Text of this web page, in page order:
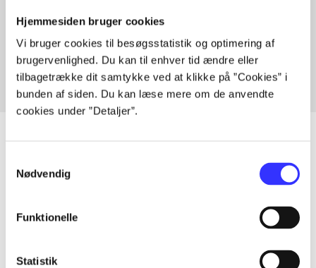
Hjemmesiden bruger cookies
Vi bruger cookies til besøgsstatistik og optimering af
brugervenlighed. Du kan til enhver tid ændre eller
tilbagetrække dit samtykke ved at klikke på ”Cookies” i
bunden af siden. Du kan læse mere om de anvendte
cookies under ”Detaljer”.
Nødvendig
Funktionelle
Statistik
Artikler med samme emner
Fra
Artikler